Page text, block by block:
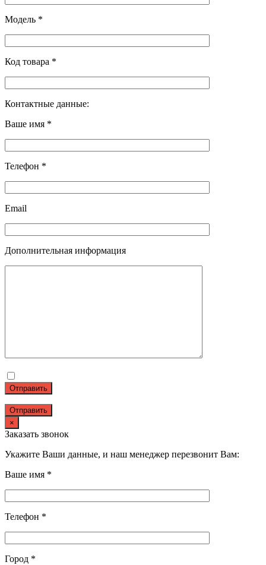
Модель *
Код товара *
Контактные данные:
Ваше имя *
Телефон *
Email
Дополнительная информация
Отправить
×
Заказать звонок
Укажите Ваши данные, и наш менеджер перезвонит Вам:
Ваше имя *
Телефон *
Город *